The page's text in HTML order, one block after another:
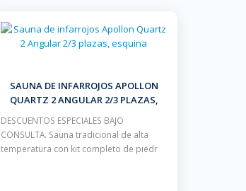
SAUNA DE INFARROJOS APOLLON
QUARTZ 2 ANGULAR 2/3 PLAZAS,
DESCUENTOS ESPECIALES BAJO
CONSULTA. Sauna tradicional de alta
temperatura con kit completo de piedr